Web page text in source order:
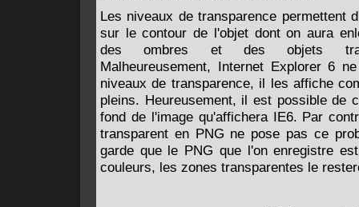
Les niveaux de transparence permettent
sur le contour de l'objet dont on aura
des ombres et des objets
Malheureusement, Internet Explorer 6
niveaux de transparence, il les affiche
pleins. Heureusement, il est possible de
fond de l'image qu'affichera IE6. Par
transparent en PNG ne pose pas ce
garde que le PNG que l'on enregistre
couleurs, les zones transparentes le